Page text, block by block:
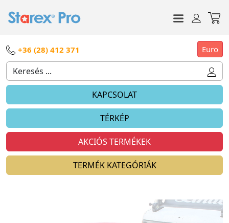
+36 (28) 412 371 Euro
KAPCSOLAT
TÉRKÉP
AKCIÓS TERMÉKEK
TERMÉK KATEGÓRIÁK